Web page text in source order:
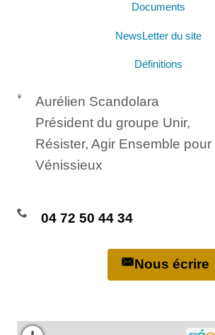
Documents
NewsLetter du site
Définitions
Aurélien Scandolara
Président du groupe Unir,
Résister, Agir Ensemble pour
Vénissieux
04 72 50 44 34
Nous écrire